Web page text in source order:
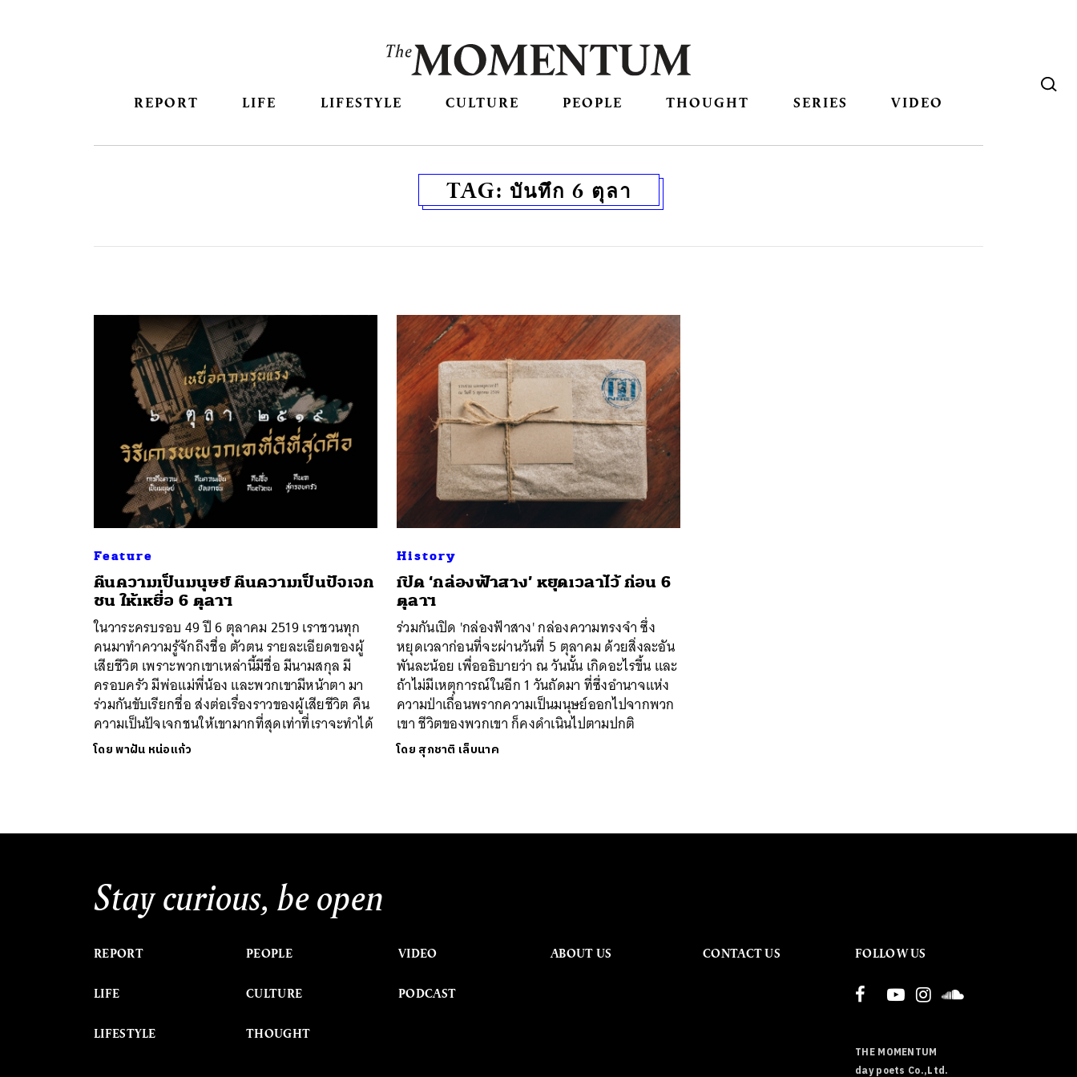
REPORT LIFE LIFESTYLE CULTURE PEOPLE THOUGHT SERIES VIDEO
TAG: บันทึก 6 ตุลา
Feature
คืนความเป็นมนุษย์ คืนความเป็นปัจเจก
ชน ให้เหยื่อ 6 ตุลาฯ
ในวาระครบรอบ 49 ปี 6 ตุลาคม 2519 เราชวนทุก
คนมาทำความรู้จักถึงชื่อ ตัวตน รายละเอียดของผู้
เสียชีวิต เพราะพวกเขาเหล่านี้มีชื่อ มีนามสกุล มี
ครอบครัว มีพ่อแม่พี่น้อง และพวกเขามีหน้าตา มา
ร่วมกันขับเรียกชื่อ ส่งต่อเรื่องราวของผู้เสียชีวิต คืน
ความเป็นปัจเจกชนให้เขามากที่สุดเท่าที่เราจะทำได้
โดยพาฝัน หน่อแก้ว
History
เปิด ‘กล่องฟ้าสาง’ หยุดเวลาไว้ ก่อน 6
ตุลาฯ
ร่วมกันเปิด 'กล่องฟ้าสาง' กล่องความทรงจำ ซึ่ง
หยุดเวลาก่อนที่จะผ่านวันที่ 5 ตุลาคม ด้วยสิ่งละอัน
พันละน้อย เพื่ออธิบายว่า ณ วันนั้น เกิดอะไรขึ้น และ
ถ้าไม่มีเหตุการณ์ในอีก 1 วันถัดมา ที่ซึ่งอำนาจแห่ง
ความป่าเถื่อนพรากความเป็นมนุษย์ออกไปจากพวก
เขา ชีวิตของพวกเขา ก็คงดำเนินไปตามปกติ
โดย สุภชาติ เล็บนาค
Stay curious, be open
REPORT
LIFE
LIFESTYLE
PEOPLE
CULTURE
THOUGHT
VIDEO
PODCAST
ABOUT US CONTACT US FOLLOW US
THE MOMENTUM
day poets Co.,Ltd.
SHARE TWEET LINE EMAIL